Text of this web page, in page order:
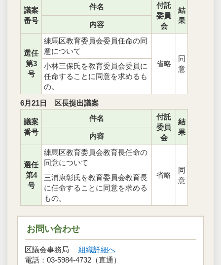
議案
番号
件名
付託
委員
会
結
果
内容
選任
第3
号
練馬区教育委員会委員任命の同
意について
省略
同
意
小林三保氏を教育委員会委員に
任命することに同意を求めるも
の。
6月21日 区長提出議案
議案
番号
件名
付託
委員
会
結
果
内容
選任
第4
号
練馬区教育委員会教育長任命の
同意について
省略
同
意
三浦康彰氏を教育委員会教育長
に任命することに同意を求める
もの。
お問い合わせ
区議会事務局 組織詳細へ
電話：03-5984-4732（直通）